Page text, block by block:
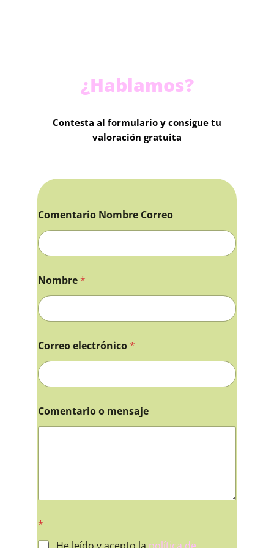
¿Hablamos?
Contesta al formulario y consigue tu
valoración gratuita
Comentario Nombre Correo
Nombre *
Correo electrónico *
Comentario o mensaje
*